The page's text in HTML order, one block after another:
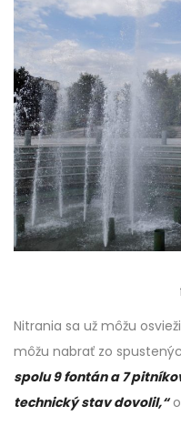
Nitrania sa už môžu
môžu nabrať zo
spolu 9 fontán a 7
technický stav dovolil,“